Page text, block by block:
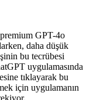
GPT-4o
daha düşük
bu tecrübesi
uygulamasında
tıklayarak bu
için uygulamanın